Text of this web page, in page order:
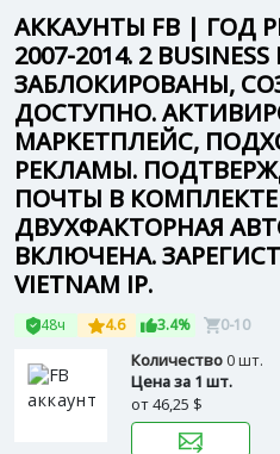
АККАУНТЫ FB | ГОД
2007-2014. 2 BUSINESS
ЗАБЛОКИРОВАНЫ,
ДОСТУПНО.
МАРКЕТПЛЕЙС,
РЕКЛАМЫ.
ПОЧТЫ В КОМПЛЕКТЕ
ДВУХФАКТОРНАЯ
ВКЛЮЧЕНА.
VIETNAM IP.
48ч 4.6 3.4% 0-10
Количество0 шт.
Цена за 1 шт.
от46,25 $